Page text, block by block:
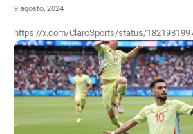
9 agosto, 2024
https://x.com/ClaroSports/status/